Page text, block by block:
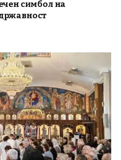
симбол на